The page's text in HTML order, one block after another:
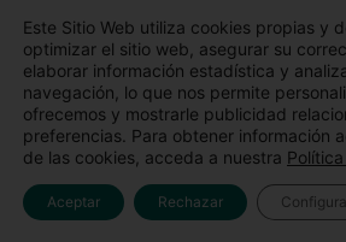
Aldaba Suport en el
Deja un comentario /Apoyos,Baleares
Este Sitio Web utiliza cookies propias y
optimizar el sitio web, asegurar su
elaborar información estadística y
navegación, lo que nos permite
ofrecemos y mostrarle publicidad
preferencias. Para obtener información
de las cookies, acceda a nuestra
Aceptar Rechazar